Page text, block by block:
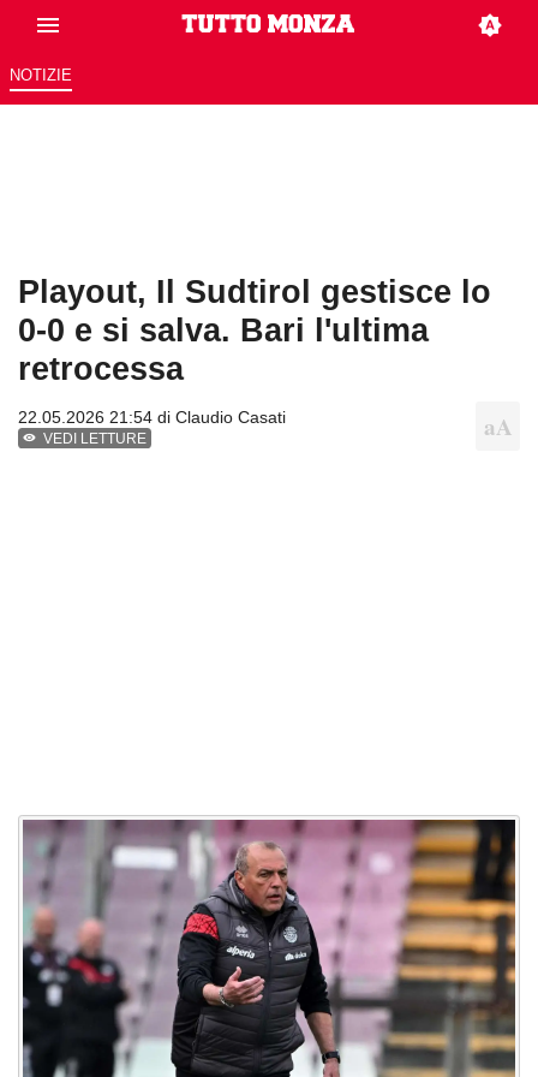
NOTIZIE
Playout, Il Sudtirol gestisce lo
0-0 e si salva. Bari l'ultima
retrocessa
22.05.2026 21:54 di Claudio Casati
VEDI LETTURE